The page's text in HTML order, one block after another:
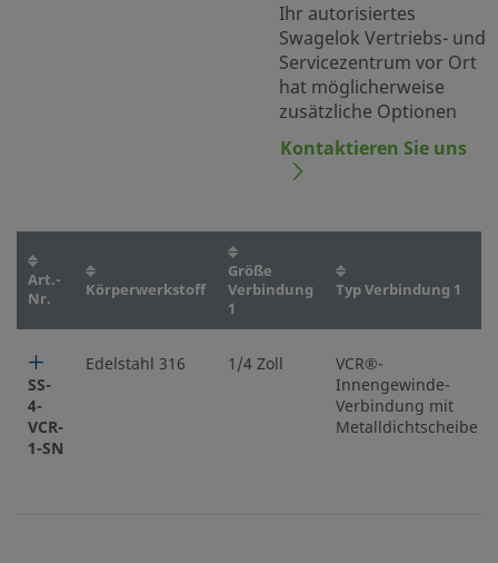
Ihr autorisiertes
Swagelok Vertriebs- und
Servicezentrum vor Ort
hat möglicherweise
zusätzliche Optionen
Kontaktieren Sie uns
Art.-
Nr.
Körperwerkstoff
Größe
Verbindung
1
Typ Verbindung 1
SS-
4-
VCR-
1-SN
Edelstahl 316 1/4 Zoll
VCR®-
Innengewinde-
Verbindung mit
Metalldichtscheibe